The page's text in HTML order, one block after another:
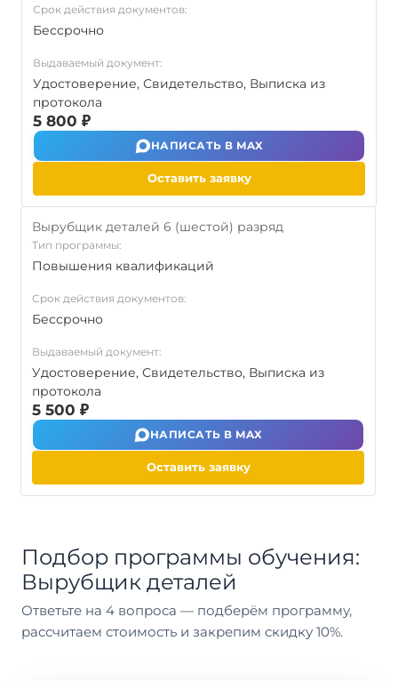
Срок действия документов:
Бессрочно
Выдаваемый документ:
Удостоверение, Свидетельство, Выписка из
протокола
5 800 ₽
НАПИСАТЬ В MAX
Оставить заявку
Вырубщик деталей 6 (шестой) разряд
Тип программы:
Повышения квалификаций
Срок действия документов:
Бессрочно
Выдаваемый документ:
Удостоверение, Свидетельство, Выписка из
протокола
5 500 ₽
НАПИСАТЬ В MAX
Оставить заявку
Подбор программы обучения:
Вырубщик деталей
Ответьте на 4 вопроса — подберём программу,
рассчитаем стоимость и закрепим скидку 10%.